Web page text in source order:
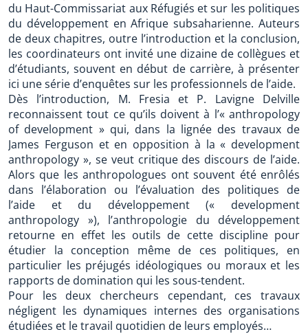
du Haut-Commissariat aux Réfugiés et sur les politiques
du développement en Afrique subsaharienne. Auteurs
de deux chapitres, outre l’introduction et la conclusion,
les coordinateurs ont invité une dizaine de collègues et
d’étudiants, souvent en début de carrière, à présenter
ici une série d’enquêtes sur les professionnels de l’aide.
Dès l’introduction, M. Fresia et P. Lavigne Delville
reconnaissent tout ce qu’ils doivent à l’« anthropology
of development » qui, dans la lignée des travaux de
James Ferguson et en opposition à la « development
anthropology », se veut critique des discours de l’aide.
Alors que les anthropologues ont souvent été enrôlés
dans l’élaboration ou l’évaluation des politiques de
l’aide et du développement (« development
anthropology »), l’anthropologie du développement
retourne en effet les outils de cette discipline pour
étudier la conception même de ces politiques, en
particulier les préjugés idéologiques ou moraux et les
rapports de domination qui les sous-tendent.
Pour les deux chercheurs cependant, ces travaux
négligent les dynamiques internes des organisations
étudiées et le travail quotidien de leurs employés…